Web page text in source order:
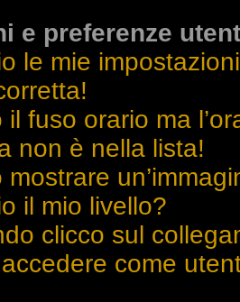
e preferenze
le mie
il fuso orario ma
non è nella lista!
mostrare
il mio livello?
clicco sul
come